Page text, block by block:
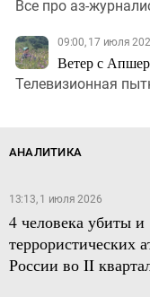
Все про аз-
09:00, 17 июля
Ветер с
Телевизионная
АНАЛИТИКА
13:13, 1 июля 2026
4 человека убиты
террористических
России во II